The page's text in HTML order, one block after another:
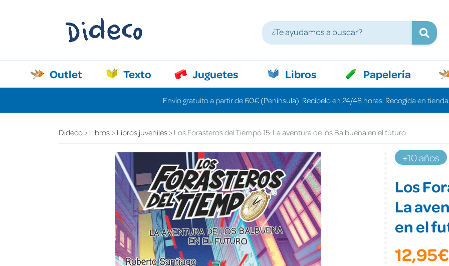
Outlet Texto Juguetes Libros Papelería
Envío gratuito a partir de 60€ (Península). Recíbelo en 24/48 horas. Recogida en
Dideco Libros Libros juveniles Los Forasteros del Tiempo 15: La aventura de los Balbuena en el futuro
+10 años
Los
La
en el
12,95€